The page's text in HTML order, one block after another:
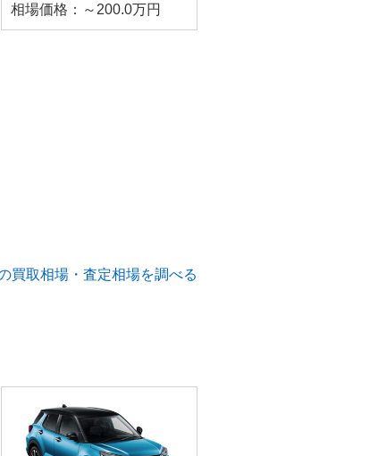
相場価格：～200.0万円
買取相場・査定相場を調べる